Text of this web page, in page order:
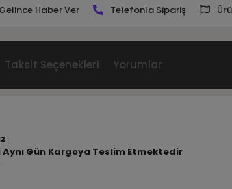
Gelince Haber Ver Telefonla Sipariş
Taksit Seçenekleri Yorumlar
Gün Kargoya Teslim Etmektedir